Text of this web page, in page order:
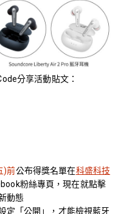
分享活動貼文：
)前公布得獎名單在科盛科技
粉絲專頁，現在就點擊
動態
定「公開」，才能檢視藍牙